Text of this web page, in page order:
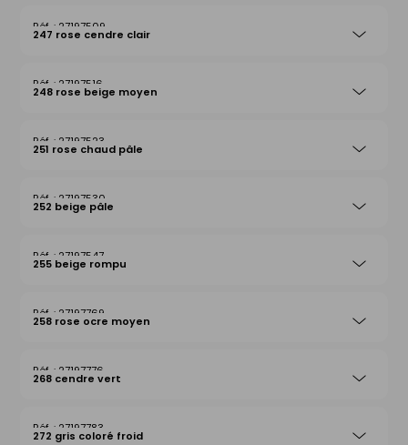
27197509
247 rose cendre clair
27197516
248 rose beige moyen
27197523
251 rose chaud pâle
27197530
252 beige pâle
27197547
255 beige rompu
27197769
258 rose ocre moyen
27197776
268 cendre vert
27197783
272 gris coloré froid